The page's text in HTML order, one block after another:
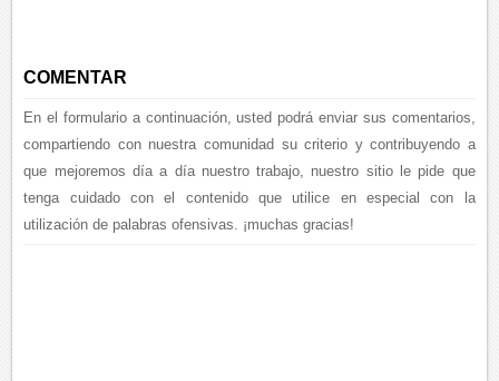
COMENTAR
En el formulario a continuación, usted podrá enviar sus comentarios,
compartiendo con nuestra comunidad su criterio y contribuyendo a
que mejoremos día a día nuestro trabajo, nuestro sitio le pide que
tenga cuidado con el contenido que utilice en especial con la
utilización de palabras ofensivas. ¡muchas gracias!